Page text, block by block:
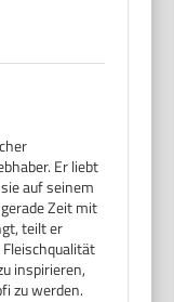
Er liebt
auf seinem
Zeit mit
teilt er
Fleischqualität
inspirieren,
zu werden.